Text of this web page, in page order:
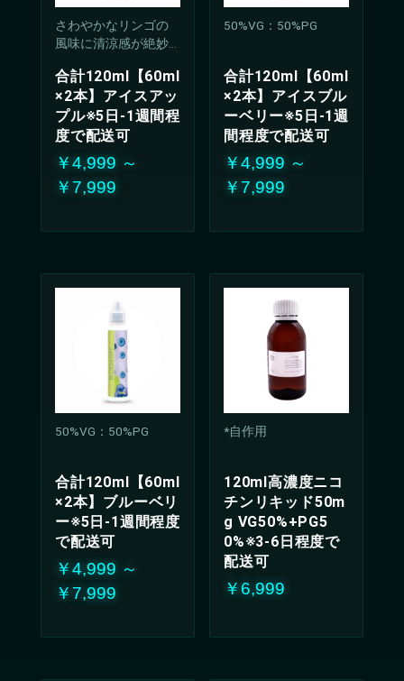
さわやかなリンゴの
風味に清涼感が絶妙
ド。
クールで爽やかな甘
酸っぱさは、どんな
シーンでも楽しんで
わい
合計120ml【60ml
×2本】アイスアッ
プル※5日-1週間程
度で配送可
￥4,999 ～
￥7,999
50%VG：50%PG
合計120ml【60ml
×2本】アイスブル
ーベリー※5日-1週
間程度で配送可
￥4,999 ～
￥7,999
50%VG：50%PG
合計120ml【60ml
×2本】ブルーベリ
ー※5日-1週間程度
で配送可
￥4,999 ～
￥7,999
*自作用
120ml高濃度ニコ
チンリキッド50m
g VG50%+PG5
0%※3-6日程度で
配送可
￥6,999